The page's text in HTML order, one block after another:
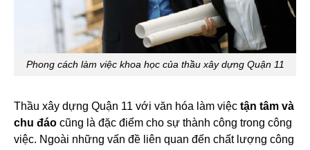
Phong cách làm việc khoa học của thầu xây dựng Quận 11
Thầu xây dựng Quận 11 với văn hóa làm việc tận tâm và
chu đáo cũng là đặc điểm cho sự thành công trong công
việc. Ngoài những vấn đề liên quan đến chất lượng công